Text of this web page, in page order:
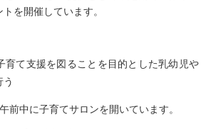
を開催しています。
支援を図ることを目的とした乳幼児や
に子育てサロンを開いています。